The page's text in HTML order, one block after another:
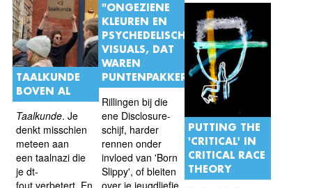
"ONGEZIENE
KLEUREN EN
PSYCHEDELISCHE
VISUALS, DAT
WAREN
PUNTENPAKKERS"
Rillingen bij die
ene Disclosure-
schijf, harder
rennen onder
invloed van 'Born
Slippy', of bleiten
TAALKUNDE
BOVEN AL
Taalkunde. Je
denkt misschien
meteen aan
een taalnazi die
je dt-
fout verbetert. En
PUTTING THE
'CRITICAL' IN
CRITICAL RACE
THEORY